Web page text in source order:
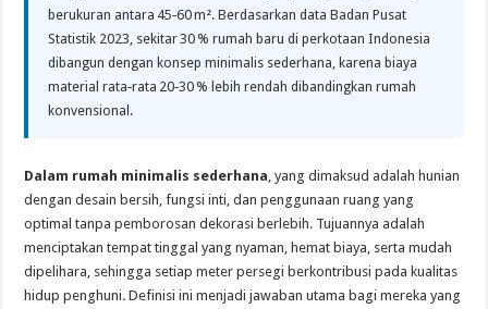
berukuran antara 45‑60 m². Berdasarkan data Badan Pusat
Statistik 2023, sekitar 30 % rumah baru di perkotaan Indonesia
dibangun dengan konsep minimalis sederhana, karena biaya
material rata‑rata 20‑30 % lebih rendah dibandingkan rumah
konvensional.
Dalam rumah minimalis sederhana , yang dimaksud adalah hunian
dengan desain bersih, fungsi inti, dan penggunaan ruang yang
optimal tanpa pemborosan dekorasi berlebih. Tujuannya adalah
menciptakan tempat tinggal yang nyaman, hemat biaya, serta mudah
dipelihara, sehingga setiap meter persegi berkontribusi pada kualitas
hidup penghuni. Definisi ini menjadi jawaban utama bagi mereka yang